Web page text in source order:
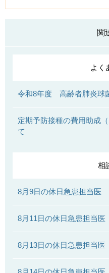
関
よく
令和8年度 高齢者肺炎球
定期予防接種の費用助成
て
相
8月9日の休日急患担当医
8月11日の休日急患担当医
8月13日の休日急患担当医